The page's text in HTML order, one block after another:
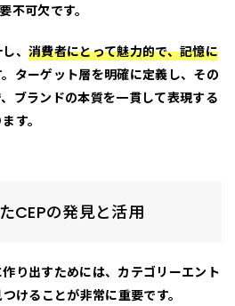
不可欠です。
、 消費者にとって魅力的で、記憶に
。ターゲット層を明確に定義し、その
ブランドの本質を一貫して表現する
す。
CEPの発見と活用
り出すためには、 カテゴリーエント
けることが非常に重要です。